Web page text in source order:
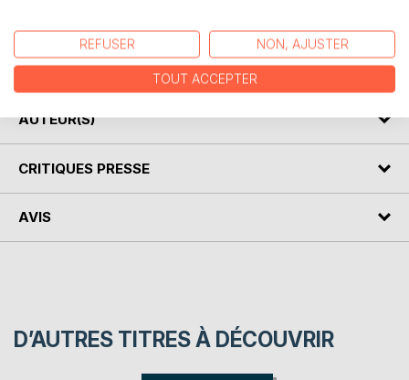
C’est une histoire "d’amours"... Et de prophètes.
Fatalement.
L’écriture peut-elle faire des miracles ?
AUTEUR(S)
CRITIQUES PRESSE
AVIS
D’AUTRES TITRES À DÉCOUVRIR
REFUSER NON, AJUSTER
TOUT ACCEPTER